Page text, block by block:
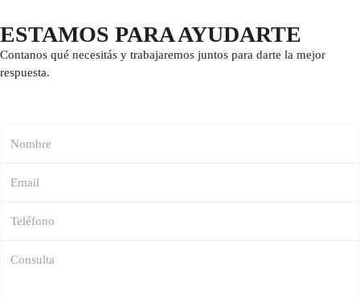
ESTAMOS PARA AYUDARTE
Contanos qué necesitás y trabajaremos juntos para darte la mejor
respuesta.